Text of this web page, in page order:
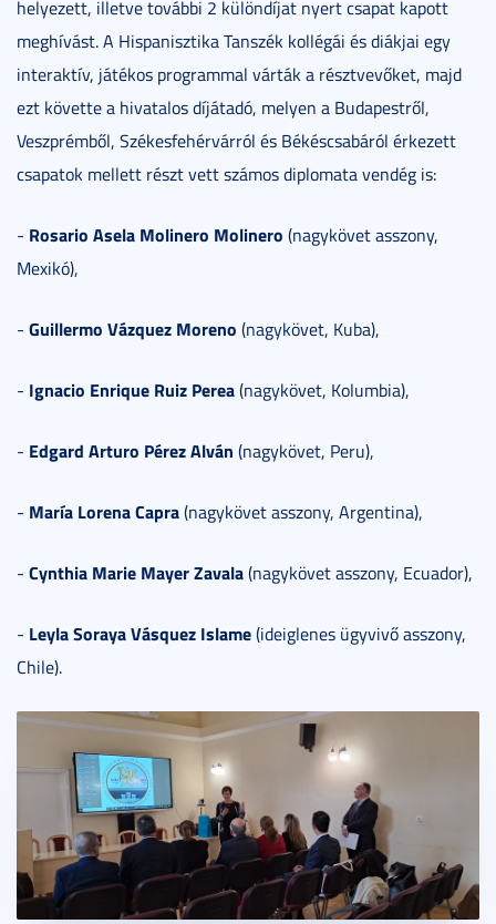
helyezett, illetve további 2 különdíjat nyert csapat kapott
meghívást. A Hispanisztika Tanszék kollégái és diákjai egy
interaktív, játékos programmal várták a résztvevőket, majd
ezt követte a hivatalos díjátadó, melyen a Budapestről,
Veszprémből, Székesfehérvárról és Békéscsabáról érkezett
csapatok mellett részt vett számos diplomata vendég is:
- Rosario Asela Molinero Molinero (nagykövet asszony,
Mexikó),
- Guillermo Vázquez Moreno (nagykövet, Kuba),
- Ignacio Enrique Ruiz Perea(nagykövet, Kolumbia),
- Edgard Arturo Pérez Alván (nagykövet, Peru),
- María Lorena Capra(nagykövet asszony, Argentina),
- Cynthia Marie Mayer Zavala(nagykövet asszony, Ecuador),
- Leyla Soraya Vásquez Islame(ideiglenes ügyvivő asszony,
Chile).